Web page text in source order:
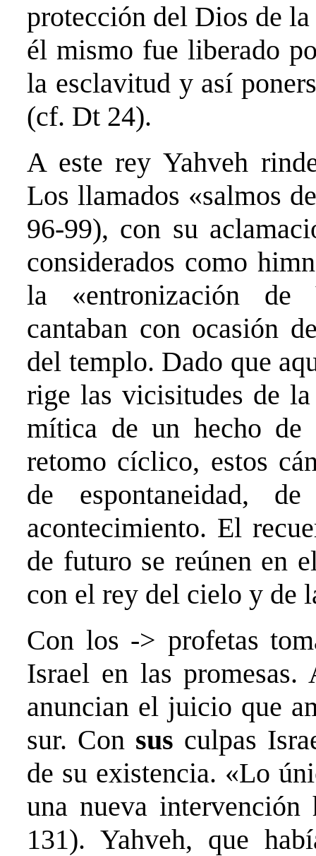
protección del Dios de
él mismo fue liberado
la esclavitud y así
(cf. Dt 24).
A este rey Yahveh
Los llamados «salmos
96-99), con su
considerados como
la «entronización de
cantaban con ocasión
del templo. Dado que
rige las vicisitudes de
mítica de un hecho de
retomo cíclico, estos
de espontaneidad,
acontecimiento. El
de futuro se reúnen en
con el rey del cielo y de
Con los -> profetas
Israel en las
anuncian el juicio que
sur. Con sus culpas
de su existencia. «Lo
una nueva
131). Yahveh, que